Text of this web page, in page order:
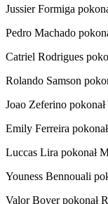
Jussier Formiga
Pedro Machado
Catriel Rodrigues
Rolando Samson
Joao Zeferino
Emily Ferreira
Luccas Lira pokonał
Youness Bennouali
Valor Boyer pokonał